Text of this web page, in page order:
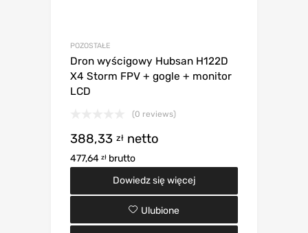
POZOSTAŁE
Dron wyścigowy Hubsan H122D
X4 Storm FPV + gogle + monitor
LCD
(0 reviews)
388,33 zł netto
477,64 zł brutto
Dowiedz się więcej
Ulubione